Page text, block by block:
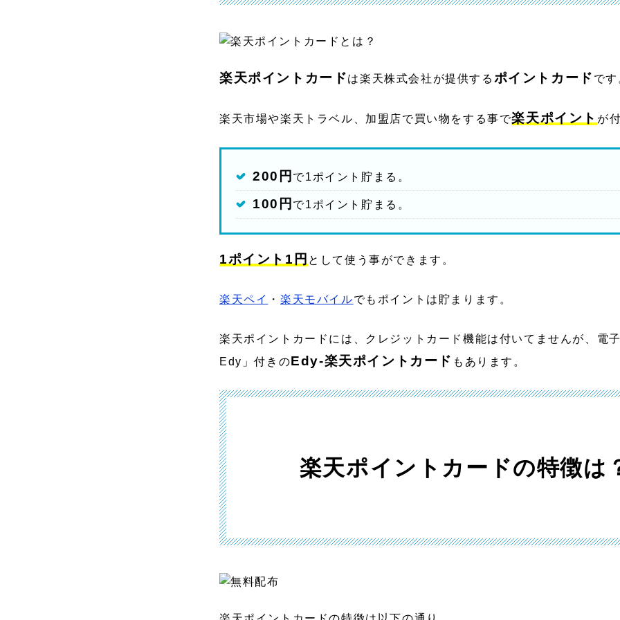
楽天ポイントカードは楽天株式会社が提供する ポイントカード です
楽天市場や楽天トラベル、加盟店で買い物をする事で楽天ポイント が
200円 で1ポイント貯まる。
100円 で1ポイント貯まる。
1ポイント1円 として使う事ができます。
楽天ペイ ・楽天モバイルでもポイントは貯まります。
楽天ポイントカードには、クレジットカード機能は付いてませんが、電
Edy」付きのEdy-楽天ポイントカード もあります。
楽天ポイントカードの特徴は